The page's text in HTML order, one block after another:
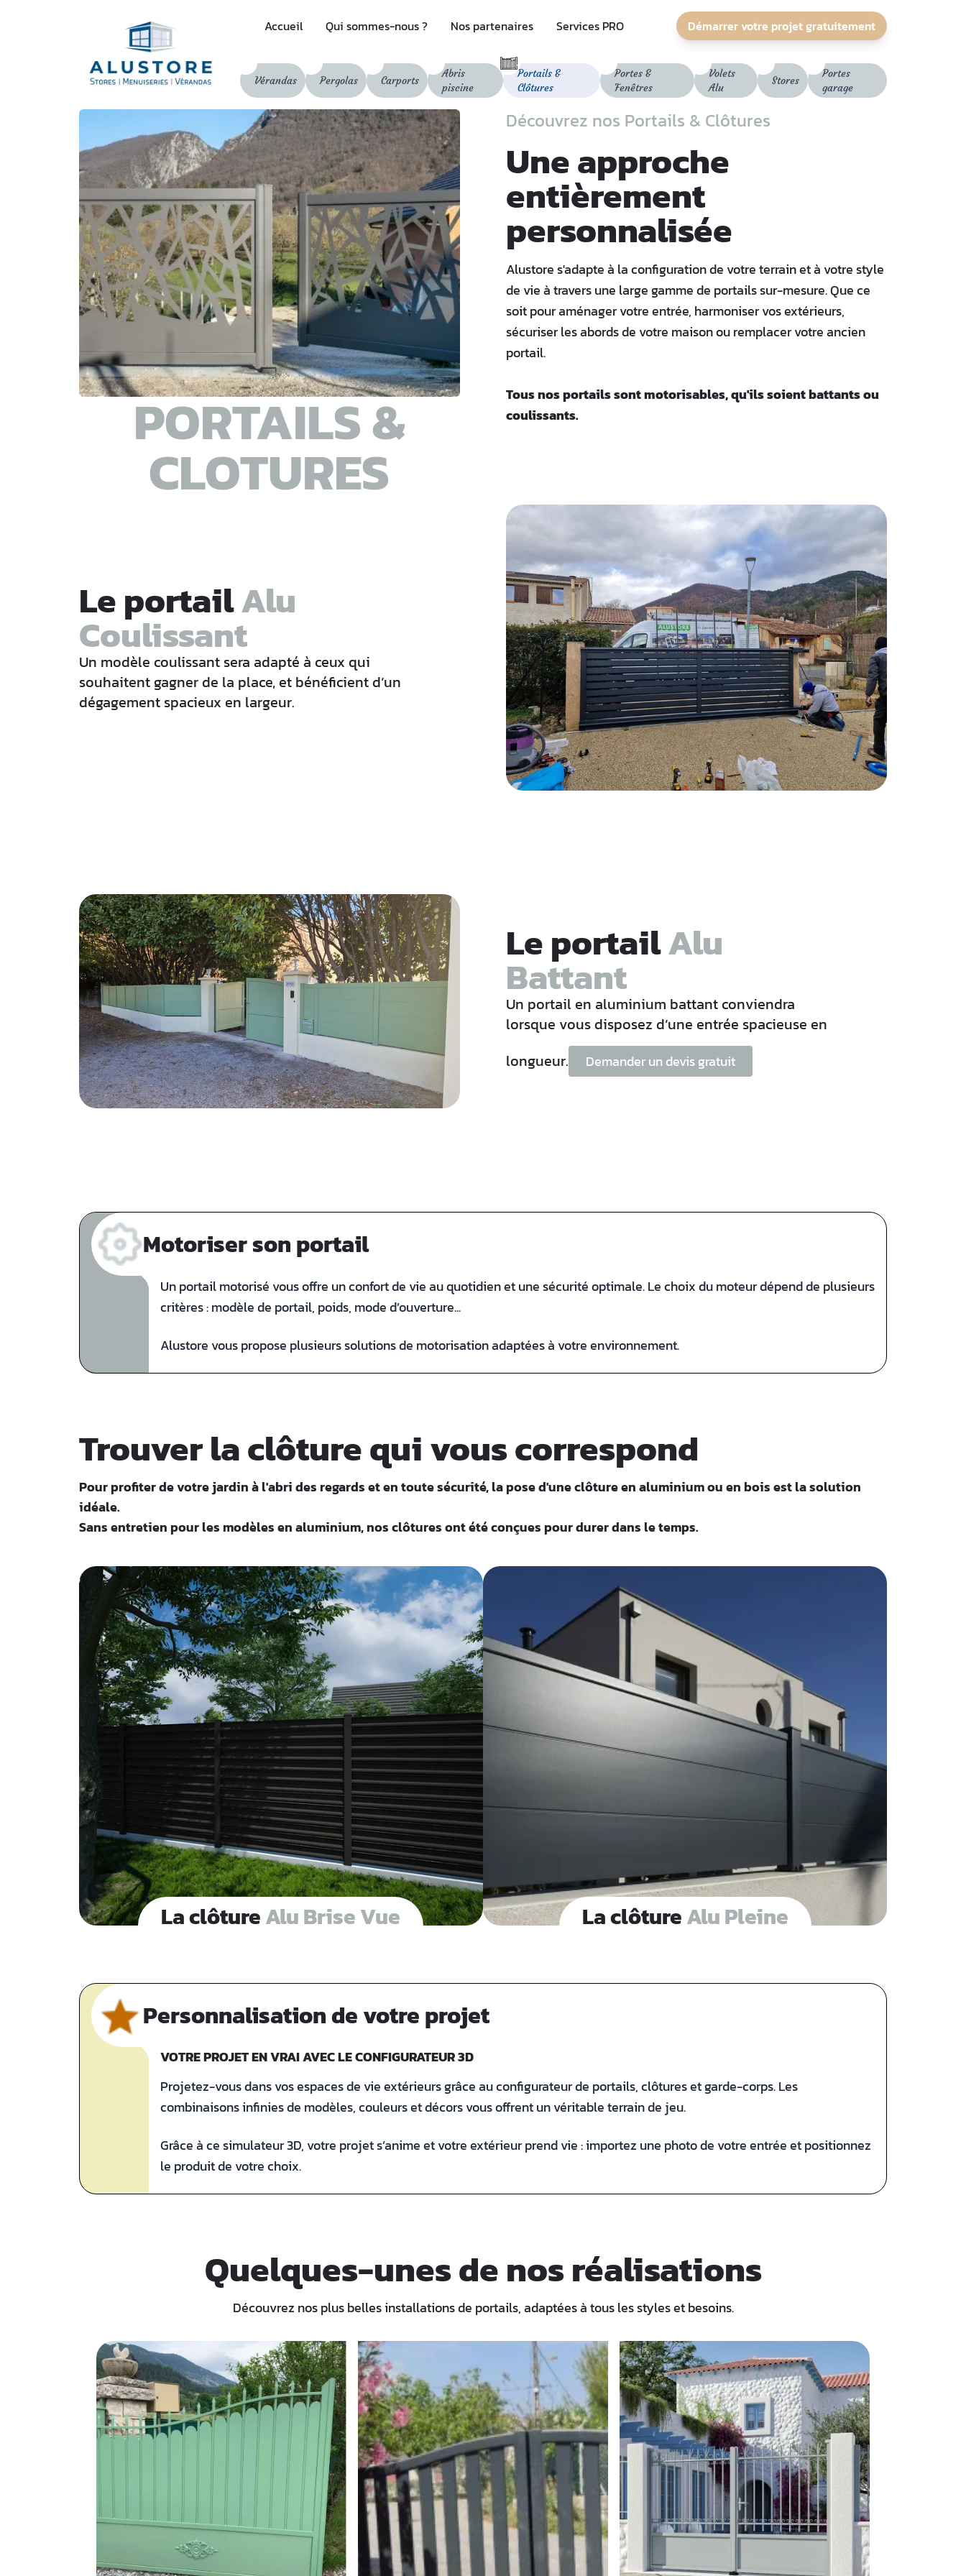
Accueil Qui sommes-nous ? Nos partenaires Services PRO Démarrer votre projet gratuitement
Vérandas Pergolas Carports
Abris
piscine
Portails &
Clôtures
Portes &
Fenêtres
Volets
Alu
Stores
Portes
garage
PORTAILS &
CLOTURES
Découvrez nos Portails & Clôtures
Une approche
entièrement
personnalisée
Alustore s'adapte à la configuration de votre terrain et à votre style
de vie à travers une large gamme de portails sur-mesure. Que ce
soit pour aménager votre entrée, harmoniser vos extérieurs,
sécuriser les abords de votre maison ou remplacer votre ancien
portail.
Tous nos portails sont motorisables, qu'ils soient battants ou
coulissants.
Le portailAlu
Coulissant
Un modèle coulissant sera adapté à ceux qui
souhaitent gagner de la place, et bénéficient d’un
dégagement spacieux en largeur.
Le portailAlu
Battant
Un portail en aluminium battant conviendra
lorsque vous disposez d’une entrée spacieuse en
longueur.
Demander un devis gratuit
Motoriser son portail
Un portail motorisé vous offre un confort de vie au quotidien et une sécurité optimale. Le choix du moteur dépend de plusieurs
critères : modèle de portail, poids, mode d’ouverture...
Alustore vous propose plusieurs solutions de motorisation adaptées à votre environnement.
Trouver la clôture qui vous correspond
Pour profiter de votre jardin à l'abri des regards et en toute sécurité, la pose d'une clôture en aluminium ou en bois est la solution
idéale.
Sans entretien pour les modèles en aluminium, nos clôtures ont été conçues pour durer dans le temps.
La clôtureAlu Brise Vue La clôtureAlu Pleine
Personnalisation de votre projet
VOTRE PROJET EN VRAI AVEC LE CONFIGURATEUR 3D
Projetez-vous dans vos espaces de vie extérieurs grâce au configurateur de portails, clôtures et garde-corps. Les
combinaisons infinies de modèles, couleurs et décors vous offrent un véritable terrain de jeu.
Grâce à ce simulateur 3D, votre projet s’anime et votre extérieur prend vie : importez une photo de votre entrée et positionnez
le produit de votre choix.
Quelques-unes de nos réalisations
Découvrez nos plus belles installations de portails, adaptées à tous les styles et besoins.